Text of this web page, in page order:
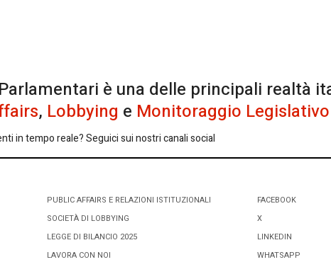
è una delle principali realtà
, Lobbying e Monitoraggio
in tempo reale? Seguici sui nostri canali social
PUBLIC AFFAIRS E RELAZIONI ISTITUZIONALI
SOCIETÀ DI LOBBYING
LEGGE DI BILANCIO 2025
LAVORA CON NOI
FACEBOOK
X
LINKEDIN
WHATSAPP